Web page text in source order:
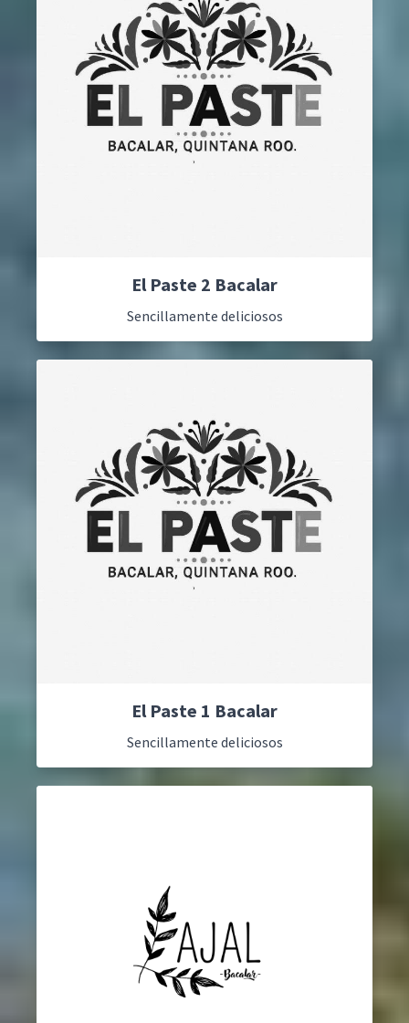
El Paste 2 Bacalar
Sencillamente deliciosos
El Paste 1 Bacalar
Sencillamente deliciosos